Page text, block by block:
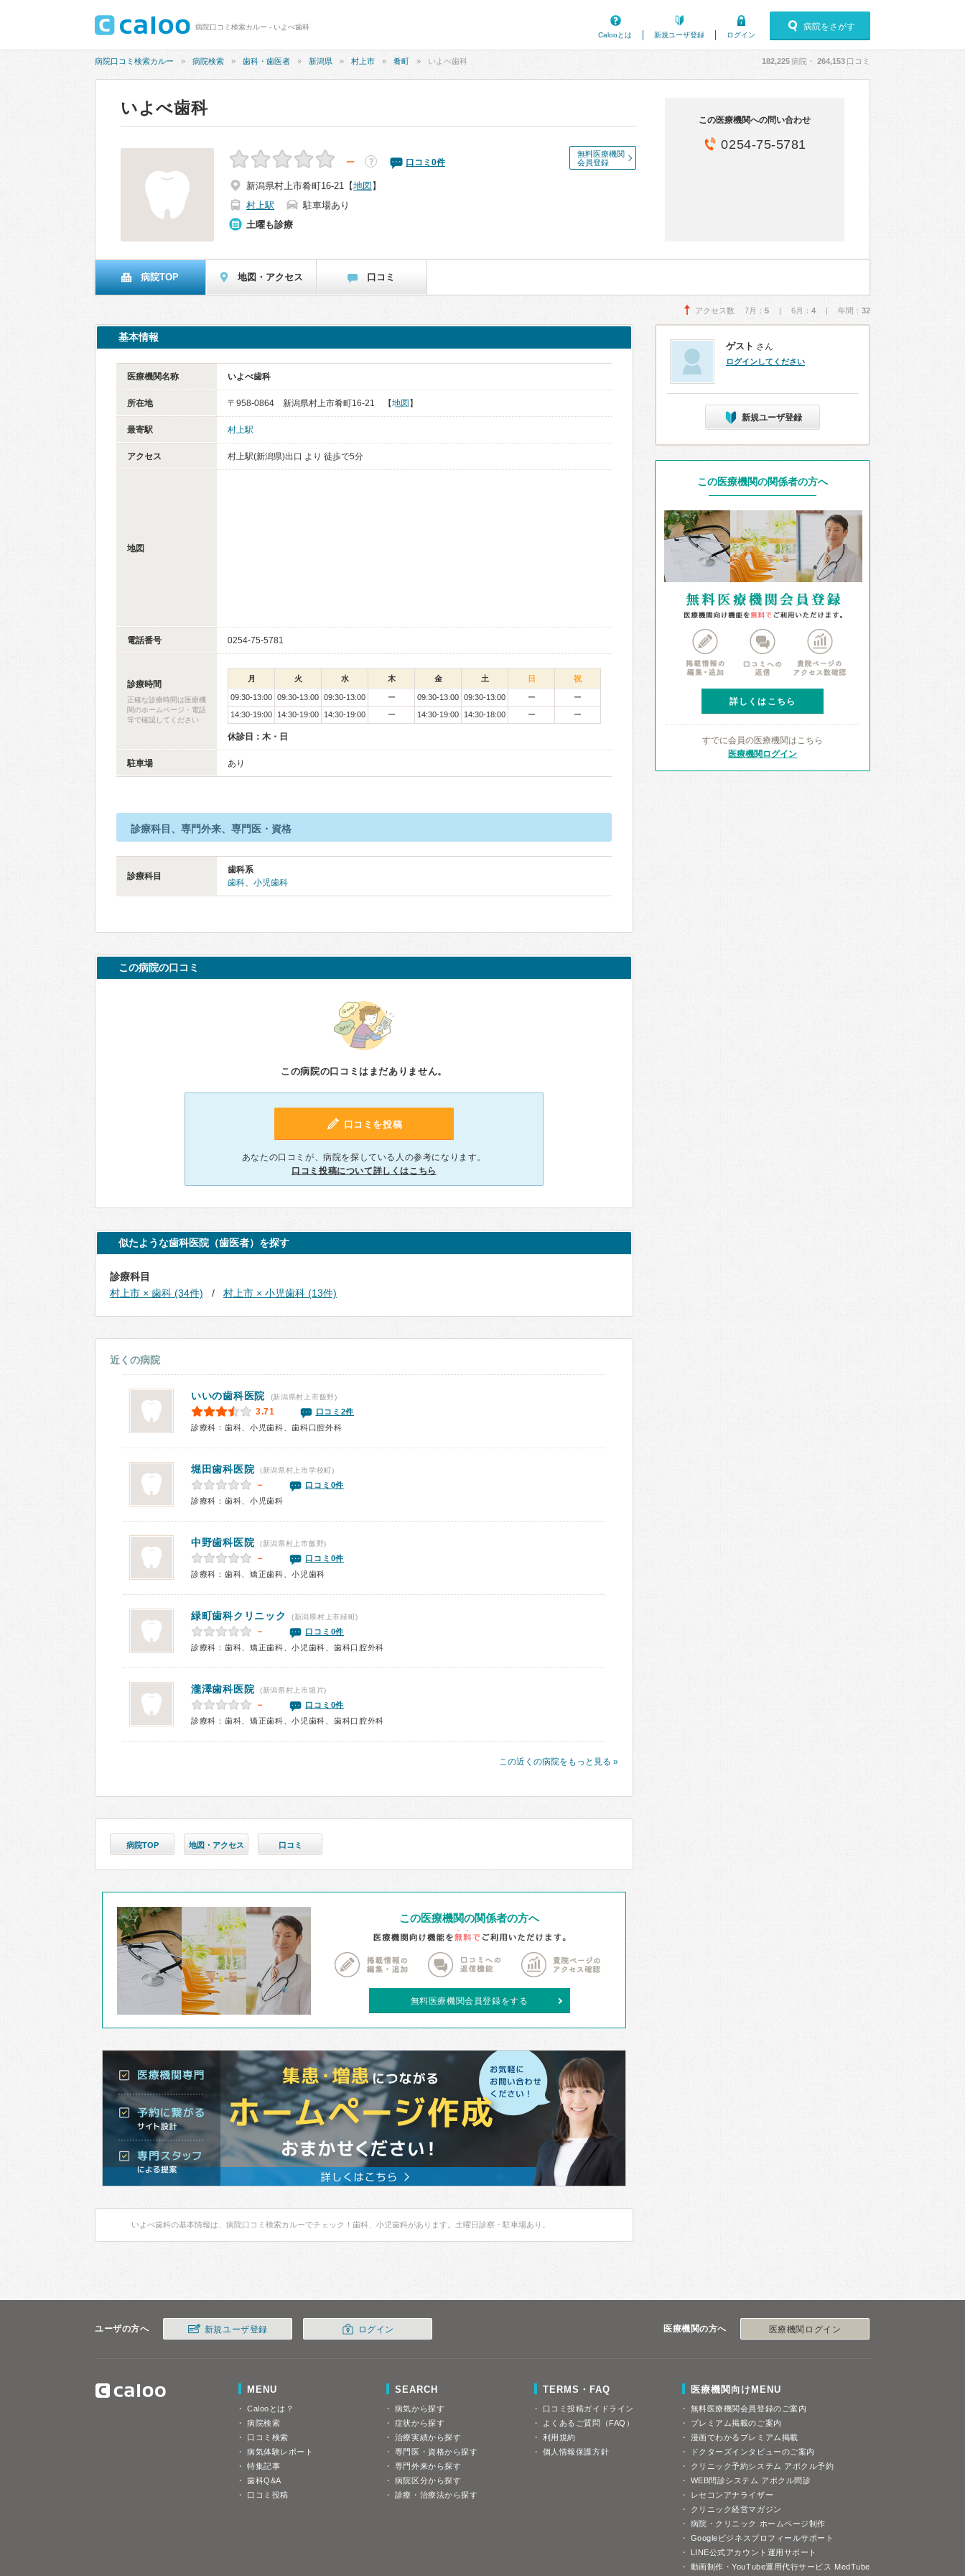
病院口コミ検索カルー - いよべ歯科
Calooとは
新規ユーザ登録 ログイン
病院をさがす
病院口コミ検索カルー 病院検索 歯科・歯医者 新潟県 村上市 肴町 いよべ歯科 182,225病院・ 264,153 口コミ
いよべ歯科
無料医療機関
会員登録
－ ？ 口コミ 0件
新潟県村上市肴町16-21 【地図 】
村上駅
駐車場あり
土曜も診療
この医療機関への問い合わせ
0254-75-5781
病院TOP 地図・アクセス 口コミ
アクセス数 7月： 5 | 6月： 4 | 年間： 32
基本情報
医療機関名称 いよべ歯科
所在地 〒958-0864 新潟県村上市肴町16-21 【地図 】
最寄駅 村上駅
アクセス 村上駅(新潟県)出口 より 徒歩で5分
地図
電話番号 0254-75-5781
診療時間
正確な診療時間は医療機
関のホームページ・電話
等で確認してください
月 火 水 木 金 土 日 祝
09:30-13:00 09:30-13:00 09:30-13:00 ー 09:30-13:00 09:30-13:00 ー
ー
14:30-19:00
14:30-19:00 14:30-19:00 ー 14:30-19:00 14:30-18:00 ー ー
休診日：木・日
駐車場 あり
診療科目、専門外来、専門医・資格
診療科目
歯科系
歯科、 小児歯科
この病院の口コミ
この病院の口コミはまだありません。
口コミを投稿
あなたの口コミが、病院を探している人の参考になります。
口コミ投稿について詳しくはこちら
似たような歯科医院（歯医者）を探す
診療科目
村上市 × 歯科 (34件)
村上市 × 小児歯科 (13件)
近くの病院
いいの歯科医院 (新潟県村上市飯野)
3.71
口コミ2件
診療科：歯科、小児歯科、歯科口腔外科
堀田歯科医院 (新潟県村上市学校町)
－
口コミ0件
診療科：歯科、小児歯科
中野歯科医院 (新潟県村上市飯野)
－
口コミ0件
診療科：歯科、矯正歯科、小児歯科
緑町歯科クリニック (新潟県村上市緑町)
－
口コミ0件
診療科：歯科、矯正歯科、小児歯科、歯科口腔外科
瀧澤歯科医院 (新潟県村上市堀片)
－
口コミ0件
診療科：歯科、矯正歯科、小児歯科、歯科口腔外科
この近くの病院をもっと見る »
病院TOP 地図・アクセス 口コミ
この医療機関の関係者の方へ
無料医療機関会員登録をする
いよべ歯科の基本情報は、病院口コミ検索カルーでチェック！歯科、小児歯科があります。土曜日診察・駐車場あり。
ゲスト さん
ログインしてください
新規ユーザ登録
この医療機関の関係者の方へ
詳しくはこちら
すでに会員の医療機関はこちら
医療機関ログイン
ユーザの方へ 新規ユーザ登録 ログイン 医療機関の方へ 医療機関ログイン
MENU
Calooとは？
病院検索
口コミ検索
病気体験レポート
特集記事
歯科Q&A
口コミ投稿
SEARCH
病気から探す
症状から探す
治療実績から探す
専門医・資格から探す
専門外来から探す
病院区分から探す
診療・治療法から探す
TERMS・FAQ
口コミ投稿ガイドライン
よくあるご質問（FAQ）
利用規約
個人情報保護方針
医療機関向けMENU
無料医療機関会員登録のご案内
プレミアム掲載のご案内
漫画でわかるプレミアム掲載
ドクターズインタビューのご案内
クリニック予約システム アポクル予約
WEB問診システム アポクル問診
レセコンアナライザー
クリニック経営マガジン
病院・クリニック ホームページ制作
Googleビジネスプロフィールサポート
LINE公式アカウント運用サポート
動画制作・YouTube運用代行サービス MedTube